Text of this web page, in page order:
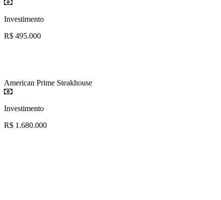
Investimento
R$ 495.000
American Prime Steakhouse
Investimento
R$ 1.680.000